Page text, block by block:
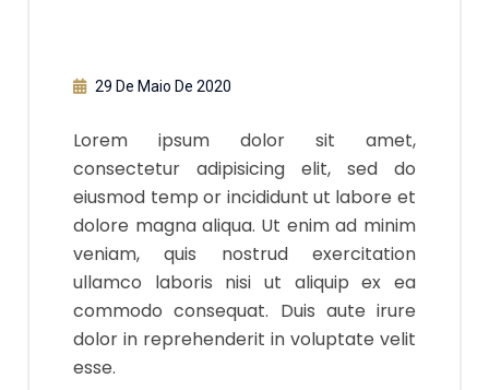
29 De Maio De 2020
Lorem ipsum dolor sit amet,
consectetur adipisicing elit, sed do
eiusmod temp or incididunt ut labore et
dolore magna aliqua. Ut enim ad minim
veniam, quis nostrud exercitation
ullamco laboris nisi ut aliquip ex ea
commodo consequat. Duis aute irure
dolor in reprehenderit in voluptate velit
esse.